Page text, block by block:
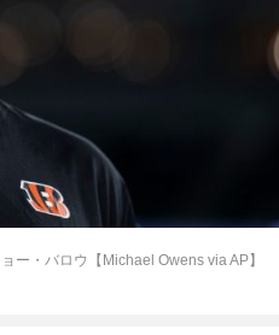
ー・バロウ【Michael Owens via AP】